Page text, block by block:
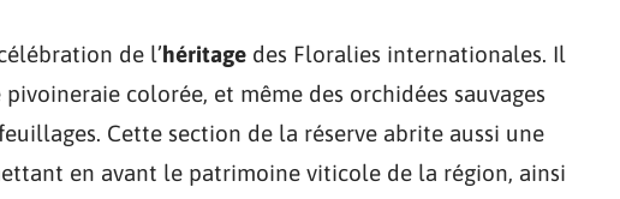
de l’héritage des Floralies internationales. Il
colorée, et même des orchidées sauvages
Cette section de la réserve abrite aussi une
en avant le patrimoine viticole de la région, ainsi